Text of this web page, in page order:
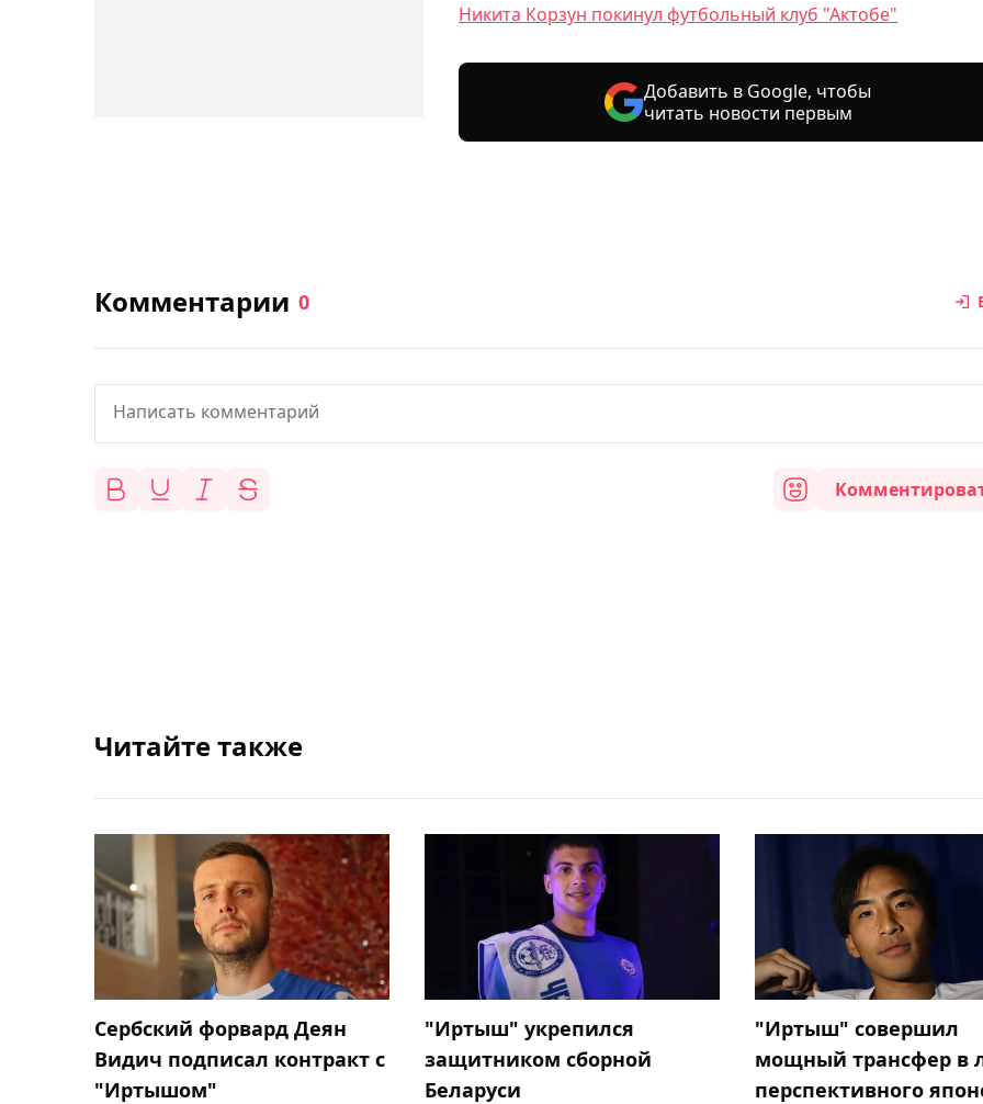
Никита Корзун покинул футбольный клуб "Актобе"
Добавить в Google, чтобы
читать новости первым
Комментарии 0
Читайте также
Сербский форвард Деян
Видич подписал контракт с
"Иртышом"
"Иртыш" укрепился
защитником сборной
Беларуси
"Иртыш" совершил
мощный трансфер в
перспективного